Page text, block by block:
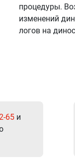
процедуры.
изменений
логов на
65 и